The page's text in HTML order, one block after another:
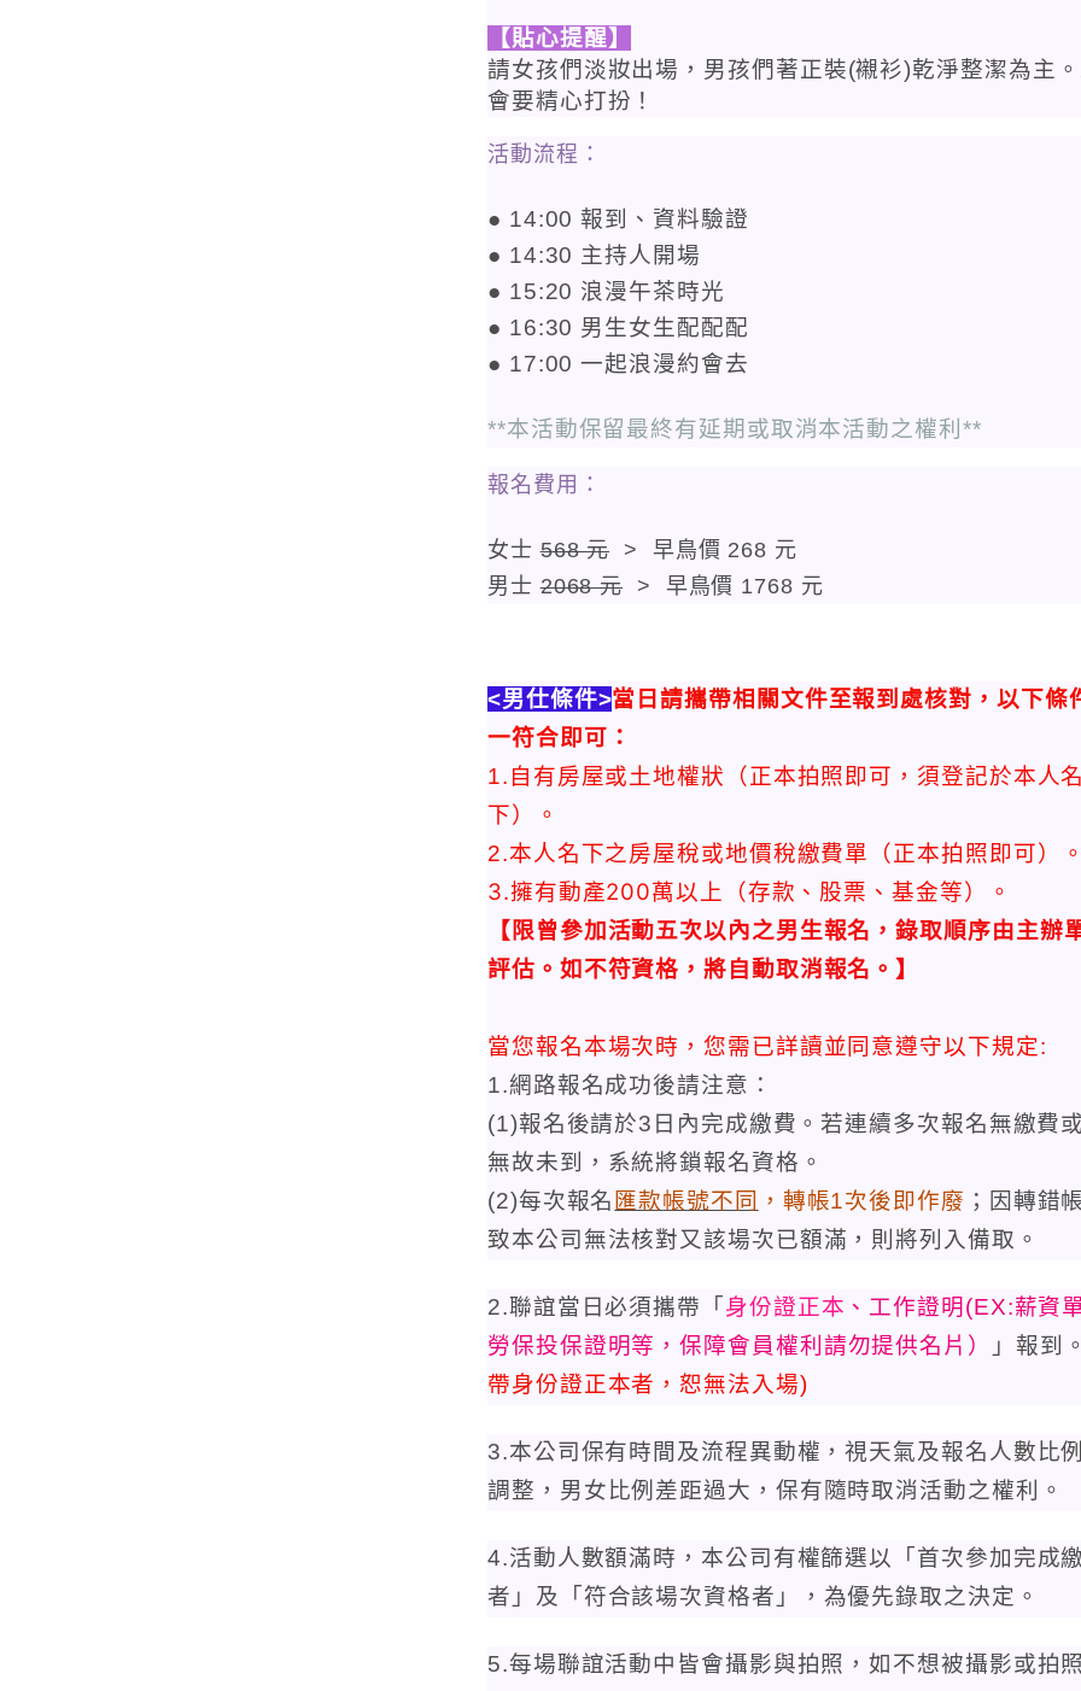
【貼心提醒】
請女孩們淡妝出場，男孩們著正裝(襯衫)乾淨整潔為主
會要精心打扮！
活動流程：
● 14:00 報到、資料驗證
● 14:30 主持人開場
● 15:20 浪漫午茶時光
● 16:30 男生女生配配配
● 17:00 一起浪漫約會去
**本活動保留最終有延期或取消本活動之權利**
報名費用：
女士568 元> 早鳥價 268 元
男士2068 元 > 早鳥價 1768 元
<男仕條件>當日請攜帶相關文件至報到處核對，以下條
一符合即可：
1.自有房屋或土地權狀（正本拍照即可，須登記於本人
下）
。
2.本人名下之房屋稅或地價稅繳費單（正本拍照即可）
3.擁有動產200萬以上（存款、股票、基金等）
。
【限曾參加活動五次以內之男生報名，錄取順序由主辦
評估。如不符資格，將自動取消報名。 】
當您報名本場次時，您需已詳讀並同意遵守以下規定:
1.網路報名成功後請注意：
(1)報名後請於3日內完成繳費。若連續多次報名無繳費
無故未到，系統將鎖報名資格。
(2)每次報名 匯款帳號不同 ，轉帳1次後即作廢 ；因轉錯
致本公司無法核對又該場次已額滿，則將列入備取。
2.聯誼當日必須攜帶「身份證正本 、工作證明(EX:薪資
勞保投保證明等，保障會員權利請勿提供名片）
」報到
帶身份證正本者，恕無法入場)
3.本公司保有時間及流程異動權，視天氣及報名人數比
調整，男女比例差距過大，保有隨時取消活動之權利。
4.活動人數額滿時，本公司有權篩選以「首次參加完成
者」及「符合該場次資格者」，為優先錄取之決定。
5.每場聯誼活動中皆會攝影與拍照，如不想被攝影或拍